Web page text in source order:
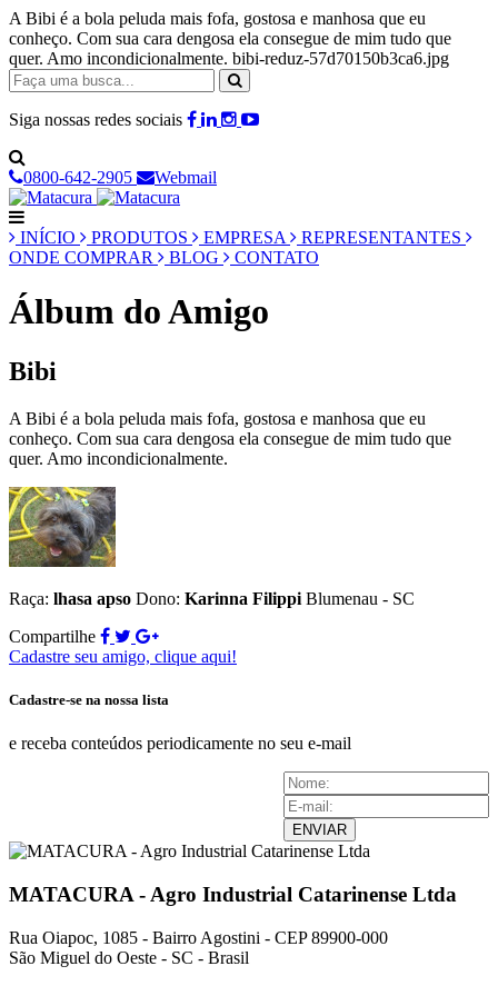
A Bibi é a bola peluda mais fofa, gostosa e manhosa que eu
conheço. Com sua cara dengosa ela consegue de mim tudo que
quer. Amo incondicionalmente. bibi-reduz-57d70150b3ca6.jpg
Siga nossas redes sociais
0800-642-2905 Webmail
INÍCIO PRODUTOS EMPRESA
REPRESENTANTES
ONDE COMPRAR
BLOG CONTATO
Álbum do Amigo
Bibi
A Bibi é a bola peluda mais fofa, gostosa e manhosa que eu
conheço. Com sua cara dengosa ela consegue de mim tudo que
quer. Amo incondicionalmente.
Raça: lhasa apso Dono: Karinna Filippi Blumenau - SC
Compartilhe
Cadastre seu amigo, clique aqui!
Cadastre-se na nossa lista
e receba conteúdos periodicamente no seu e-mail
ENVIAR
MATACURA - Agro Industrial Catarinense Ltda
Rua Oiapoc, 1085 - Bairro Agostini - CEP 89900-000
São Miguel do Oeste - SC - Brasil